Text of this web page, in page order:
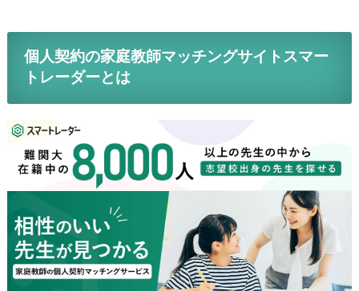
個人契約の家庭教師マッチングサイトスマー
トレーダーとは